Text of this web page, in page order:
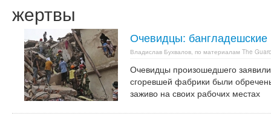
жертвы
Очевидцы: бангладешские
Владислав Бухвалов, по материалам The
Очевидцы произошедшего
сгоревшей фабрики были
заживо на своих рабочих местах